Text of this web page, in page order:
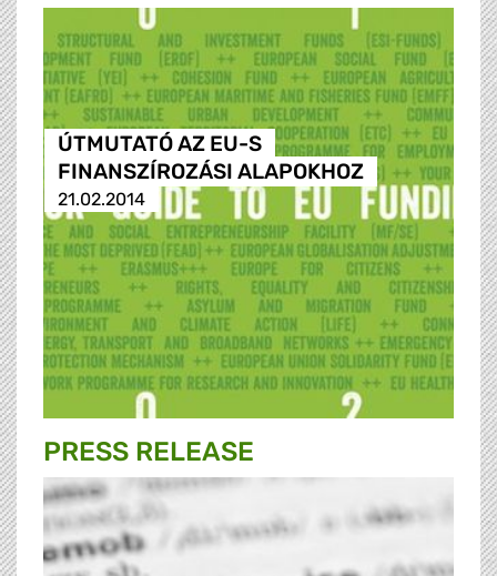
ÚTMUTATÓ AZ EU-S
FINANSZÍROZÁSI ALAPOKHOZ
21.02.2014
PRESS RELEASE